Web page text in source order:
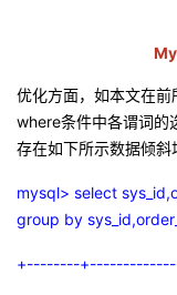
优化方面，如本文在
where条件中各谓词的
存在如下所示数据倾斜
mysql> select
group by
+--------